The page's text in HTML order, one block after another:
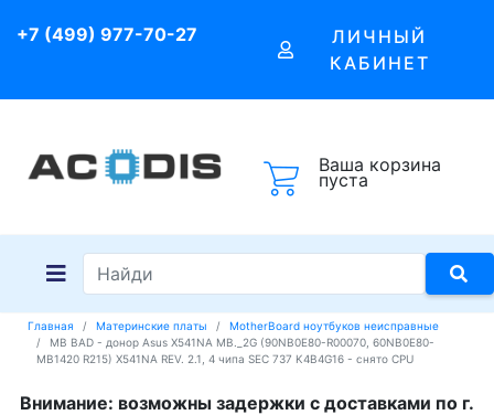
+7 (499) 977-70-27
ЛИЧНЫЙ
КАБИНЕТ
Ваша корзина
пуста
Главная Материнские платы
MotherBoard ноутбуков неисправные
MB BAD - донор Asus X541NA MB._2G (90NB0E80-R00070, 60NB0E80-
MB1420 R215) X541NA REV. 2.1, 4 чипа SEC 737 K4B4G16 - снято CPU
Внимание: возможны задержки с доставками по г.